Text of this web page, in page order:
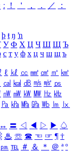
ː ！ ＇ ， ． ／
：
þ ŧ ŋ ŉ
У Ф Х Ц Ч Ш Щ Ъ
с т у ф х ц ч ш щ ъ
ℓ ㎘ ㏄ ㎣ ㎤ ㎥ ㎦
㎈ ㎉ ㏈ ㎧ ㎨ ㎰
㎻ ㎽ ㎾ ㎿ ㎐ ㎑
㎩ ㎪ ㎫ ㎬ ㏝ ㏐
㏓
↔ 〓 ◁ ◀ ▷ ▶ ♤
♨ ☏ ☎ ☜ ☞ ¶ †
㏘ ℡ ＃ ＆ ＊ ＠ ª º